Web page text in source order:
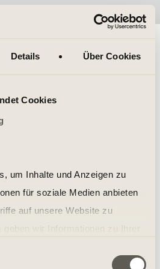
Details Über Cookies
Cookies
um Inhalte und Anzeigen zu
für soziale Medien anbieten
auf unsere Website zu
und Analysen weiter. Unsere